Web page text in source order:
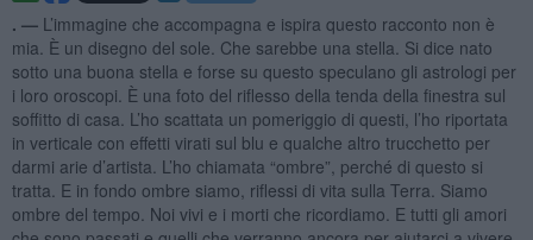
. — L’immagine che accompagna e ispira questo racconto non è
mia. È un disegno del sole. Che sarebbe una stella. Si dice nato
sotto una buona stella e forse su questo speculano gli astrologi per
i loro oroscopi. È una foto del riflesso della tenda della finestra sul
soffitto di casa. L’ho scattata un pomeriggio di questi, l’ho riportata
in verticale con effetti virati sul blu e qualche altro trucchetto per
darmi arie d’artista. L’ho chiamata “ombre”, perché di questo si
tratta. E in fondo ombre siamo, riflessi di vita sulla Terra. Siamo
ombre del tempo. Noi vivi e i morti che ricordiamo. E tutti gli amori